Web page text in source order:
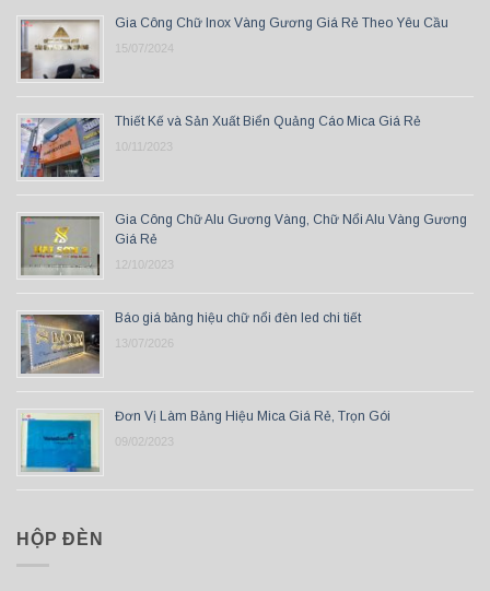
Gia Công Chữ Inox Vàng Gương Giá Rẻ Theo Yêu Cầu
15/07/2024
Thiết Kế và Sản Xuất Biển Quảng Cáo Mica Giá Rẻ
10/11/2023
Gia Công Chữ Alu Gương Vàng, Chữ Nổi Alu Vàng Gương
Giá Rẻ
12/10/2023
Báo giá bảng hiệu chữ nổi đèn led chi tiết
13/07/2026
Đơn Vị Làm Bảng Hiệu Mica Giá Rẻ, Trọn Gói
09/02/2023
HỘP ĐÈN